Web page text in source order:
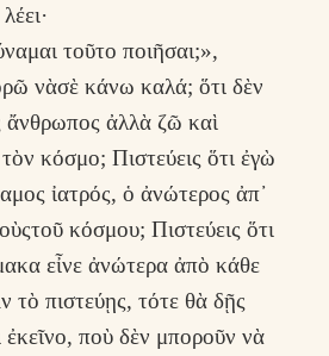
τοῦτο ποιῆσαι;»,
νὰσὲ κάνω καλά; ὅτι δὲν
ἄνθρωπος ἀλλὰ ζῶ καὶ
κόσμο; Πιστεύεις ὅτι ἐγὼ
ἰατρός, ὁ ἀνώτερος ἀπ᾿
κόσμου; Πιστεύεις ὅτι
εἶνε ἀνώτερα ἀπὸ κάθε
πιστεύῃς, τότε θὰ δῇς
ἐκεῖνο, ποὺ δὲν μποροῦν νὰ